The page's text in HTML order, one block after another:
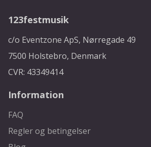
123festmusik
c/o Eventzone ApS, Nørregade 49
7500 Holstebro, Denmark
CVR: 43349414
Information
FAQ
Regler og betingelser